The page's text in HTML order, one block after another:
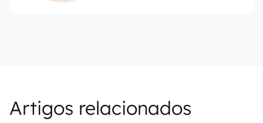
Artigos relacionados